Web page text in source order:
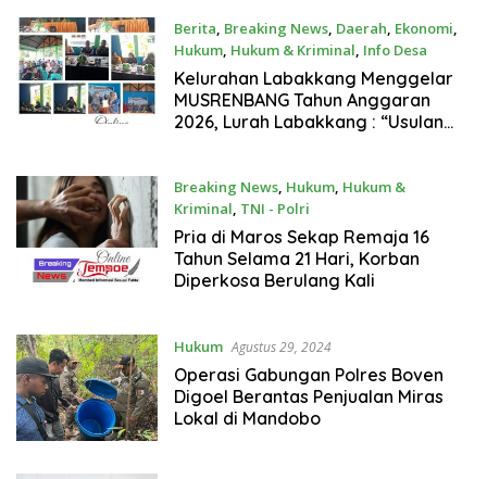
Berita, Breaking News, Daerah, Ekonomi,
Hukum, Hukum & Kriminal, Info Desa
Februari 6, 2025
Kelurahan Labakkang Menggelar
MUSRENBANG Tahun Anggaran
2026, Lurah Labakkang : “Usulan
direalisasikan”
Breaking News, Hukum, Hukum &
Kriminal, TNI - Polri
Januari 28, 2025
Pria di Maros Sekap Remaja 16
Tahun Selama 21 Hari, Korban
Diperkosa Berulang Kali
Hukum Agustus 29, 2024
Operasi Gabungan Polres Boven
Digoel Berantas Penjualan Miras
Lokal di Mandobo